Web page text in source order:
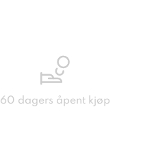
60 dagers åpent kjøp